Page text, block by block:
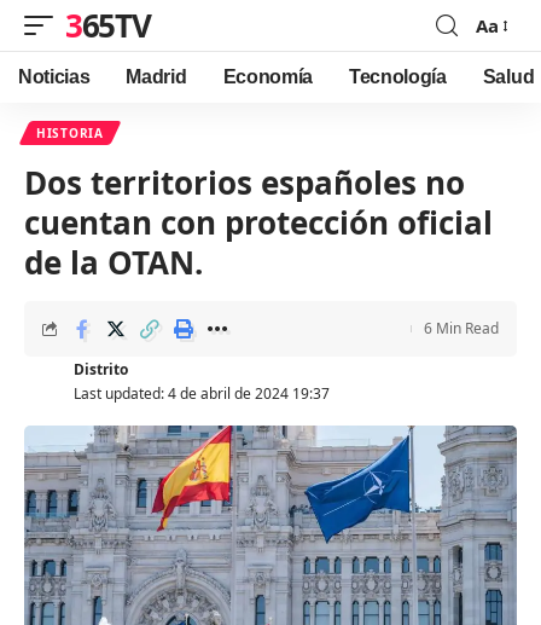
365TV
Font
Resizer
Aa
Noticias Madrid Economía Tecnología Salud
HISTORIA
Dos territorios españoles no
cuentan con protección oficial
de la OTAN.
Last updated: 4 de abril de 2024 19:37
Distrito
6 Min Read